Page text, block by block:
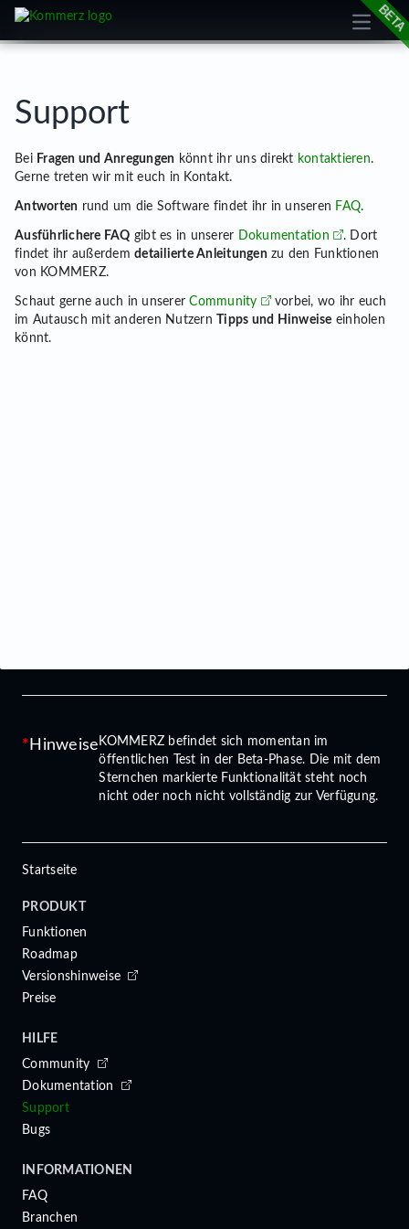
Open
Support
Bei Fragen und Anregungen könnt ihr uns direkt kontaktieren.
Gerne treten wir mit euch in Kontakt.
Antworten rund um die Software findet ihr in unseren FAQ.
Ausführlichere FAQ gibt es in unserer Dokumentation
. Dort
findet ihr außerdem detailierte Anleitungenzu den Funktionen
von KOMMERZ.
Schaut gerne auch in unsererCommunity
vorbei, wo ihr euch
im Autausch mit anderen Nutzern
Tipps und Hinweise einholen
könnt.
Hinweise KOMMERZ befindet sich momentan im
öffentlichen Test in der Beta-Phase. Die mit dem
Sternchen markierte Funktionalität steht noch
nicht oder noch nicht vollständig zur Verfügung.
Startseite
PRODUKT
Funktionen
Roadmap
Versionshinweise
Preise
HILFE
Community
Dokumentation
Support
Bugs
INFORMATIONEN
FAQ
Branchen
cookie